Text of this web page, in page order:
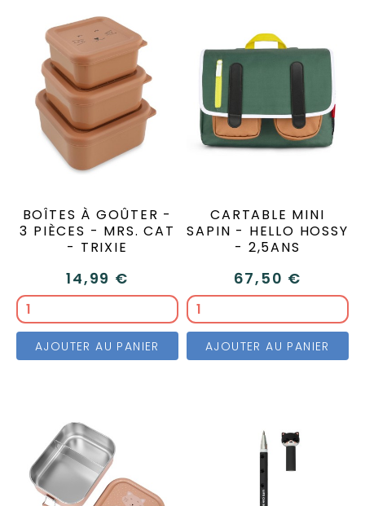
BOÎTES À GOÛTER -
3 PIÈCES - MRS. CAT
- TRIXIE
14,99 €
AJOUTER AU PANIER
CARTABLE MINI
SAPIN - HELLO HOSSY
- 2,5ANS
67,50 €
AJOUTER AU PANIER